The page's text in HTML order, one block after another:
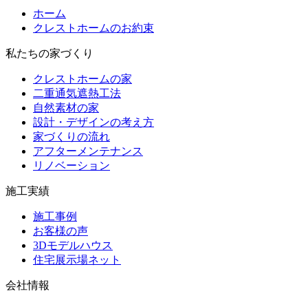
ホーム
クレストホームのお約束
私たちの家づくり
クレストホームの家
二重通気遮熱工法
自然素材の家
設計・デザインの考え方
家づくりの流れ
アフターメンテナンス
リノベーション
施工実績
施工事例
お客様の声
3Dモデルハウス
住宅展示場ネット
会社情報